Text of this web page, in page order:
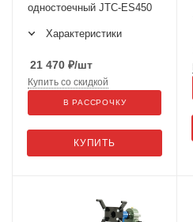
одностоечный JTC-ES450
Характеристики
21 470 ₽/шт
КУПИТЬ
Купить со скидкой
В РАССРОЧКУ